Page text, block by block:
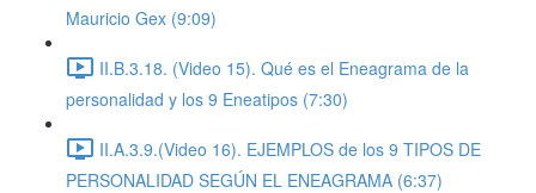
Mauricio Gex (9:09)
II.B.3.18. (Video 15). Qué es el Eneagrama de la
personalidad y los 9 Eneatipos (7:30)
II.A.3.9.(Video 16). EJEMPLOS de los 9 TIPOS DE
PERSONALIDAD SEGÚN EL ENEAGRAMA (6:37)